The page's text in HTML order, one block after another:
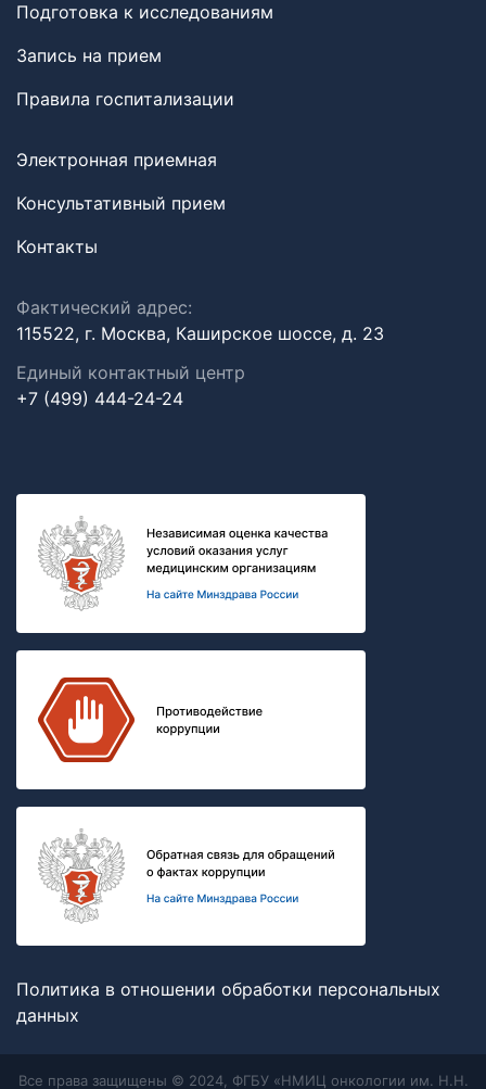
Подготовка к исследованиям
Запись на прием
Правила госпитализации
Электронная приемная
Консультативный прием
Контакты
Фактический адрес:
115522, г. Москва, Каширское шоссе, д. 23
Единый контактный центр
+7 (499) 444-24-24
Политика в отношении обработки персональных
данных
Все права защищены © 2024, ФГБУ «НМИЦ онкологии им. Н.Н.